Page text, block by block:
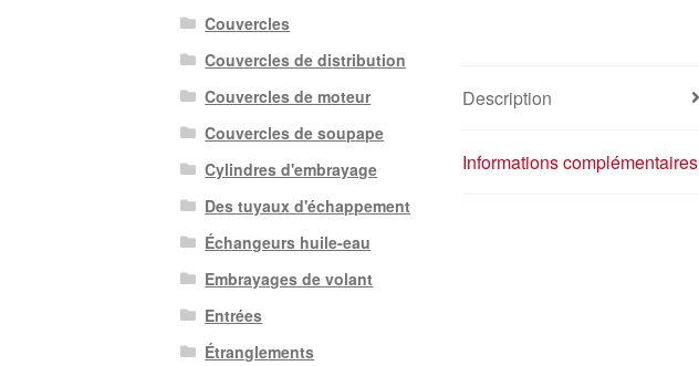
Description
Informations complémentaires
Couvercles
Couvercles de distribution
Couvercles de moteur
Couvercles de soupape
Cylindres d'embrayage
Des tuyaux d'échappement
Échangeurs huile-eau
Embrayages de volant
Entrées
Étranglements